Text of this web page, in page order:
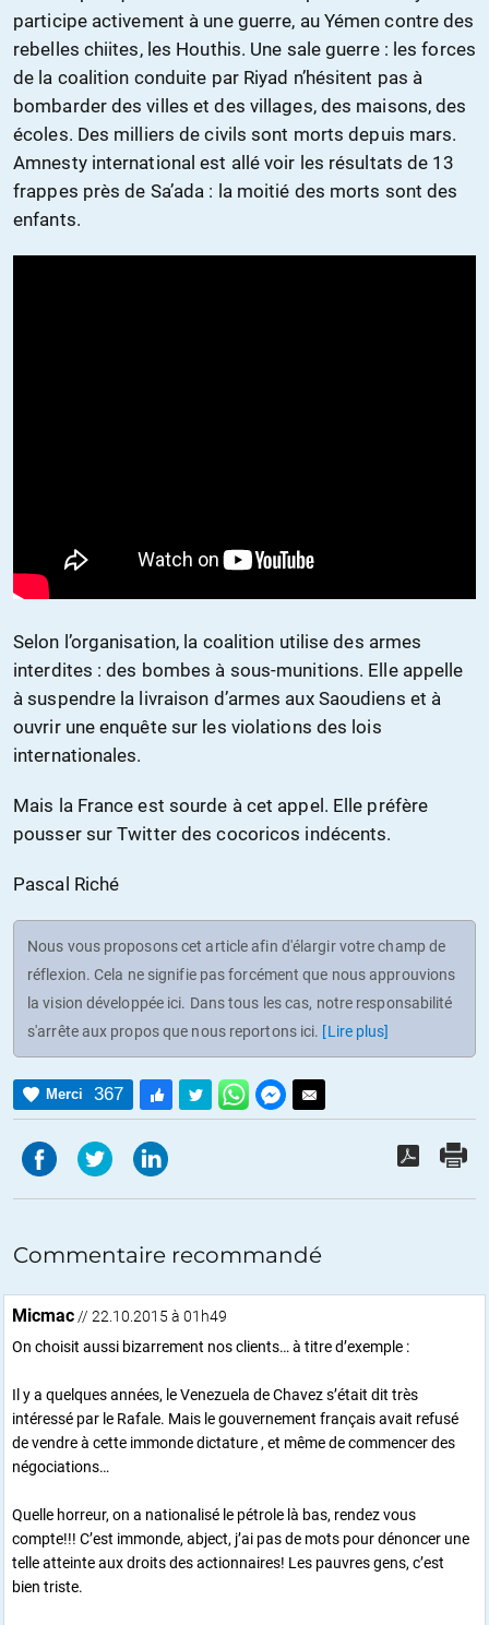
participe activement à une guerre, au Yémen contre des
rebelles chiites, les Houthis. Une sale guerre : les forces
de la coalition conduite par Riyad n’hésitent pas à
bombarder des villes et des villages, des maisons, des
écoles. Des milliers de civils sont morts depuis mars.
Amnesty international est allé voir les résultats de 13
frappes près de Sa’ada : la moitié des morts sont des
enfants.
Selon l’organisation, la coalition utilise des armes
interdites : des bombes à sous-munitions. Elle appelle
à suspendre la livraison d’armes aux Saoudiens et à
ouvrir une enquête sur les violations des lois
internationales.
Mais la France est sourde à cet appel. Elle préfère
pousser sur Twitter des cocoricos indécents.
Pascal Riché
Nous vous proposons cet article afin d'élargir votre champ de
réflexion. Cela ne signifie pas forcément que nous approuvions
la vision développée ici. Dans tous les cas, notre responsabilité
s'arrête aux propos que nous reportons ici. [Lire plus]
Merci 367
Commentaire recommandé
Micmac// 22.10.2015 à 01h49
On choisit aussi bizarrement nos clients… à titre d’exemple :
Il y a quelques années, le Venezuela de Chavez s’était dit très
intéressé par le Rafale. Mais le gouvernement français avait refusé
de vendre à cette immonde dictature , et même de commencer des
négociations…
Quelle horreur, on a nationalisé le pétrole là bas, rendez vous
compte!!! C’est immonde, abject, j’ai pas de mots pour dénoncer une
telle atteinte aux droits des actionnaires! Les pauvres gens, c’est
bien triste.